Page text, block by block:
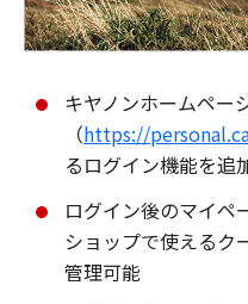
キヤノンホームペー
（https://
るログイン機能を追
ログイン後のマイペ
ショップで使えるク
管理可能